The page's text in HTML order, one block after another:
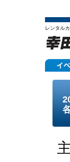
レンタル